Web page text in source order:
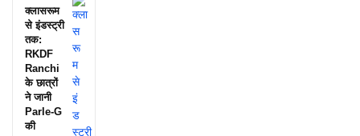
क्लासरूम
से इंडस्ट्री
तक:
RKDF
Ranchi
के छात्रों
ने जानी
Parle-G
की